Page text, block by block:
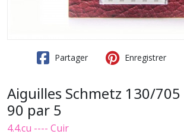
Partager Enregistrer
Aiguilles Schmetz 130/705
90 par 5
4.4.cu ---- Cuir